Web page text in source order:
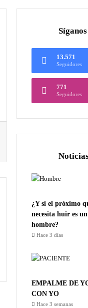
Síganos
13.571
Seguidores
771
Seguidores
¿Y si el próximo
necesita huir es un
hombre?
Hace 3 días
EMPALME DE
CON YO
Hace 3 semanas